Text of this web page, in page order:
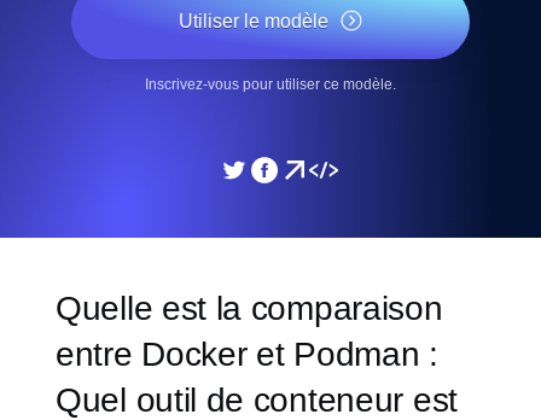
Utiliser le modèle
Inscrivez-vous pour utiliser ce modèle.
Quelle est la comparaison
entre Docker et Podman :
Quel outil de conteneur est